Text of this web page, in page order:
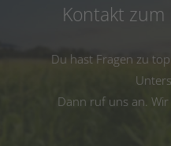
Kontakt
Du hast Fragen zu
Dann ruf uns an.